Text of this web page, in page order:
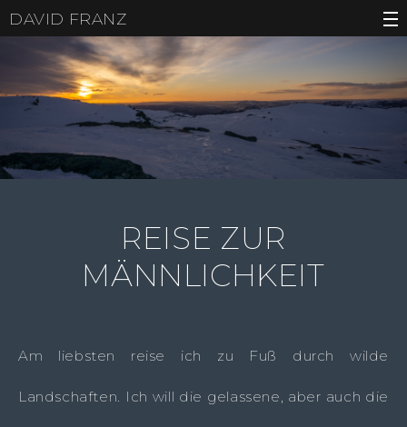
DAVID FRANZ
REISE ZUR
MÄNNLICHKEIT
Am liebsten reise ich zu Fuß durch wilde
Landschaften. Ich will die gelassene, aber auch die